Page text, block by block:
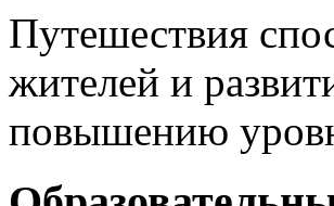
Путешествия
жителей и
повышению